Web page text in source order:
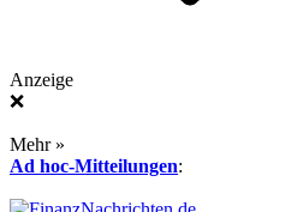
Anzeige
❌
Mehr »
Ad hoc-Mitteilungen: